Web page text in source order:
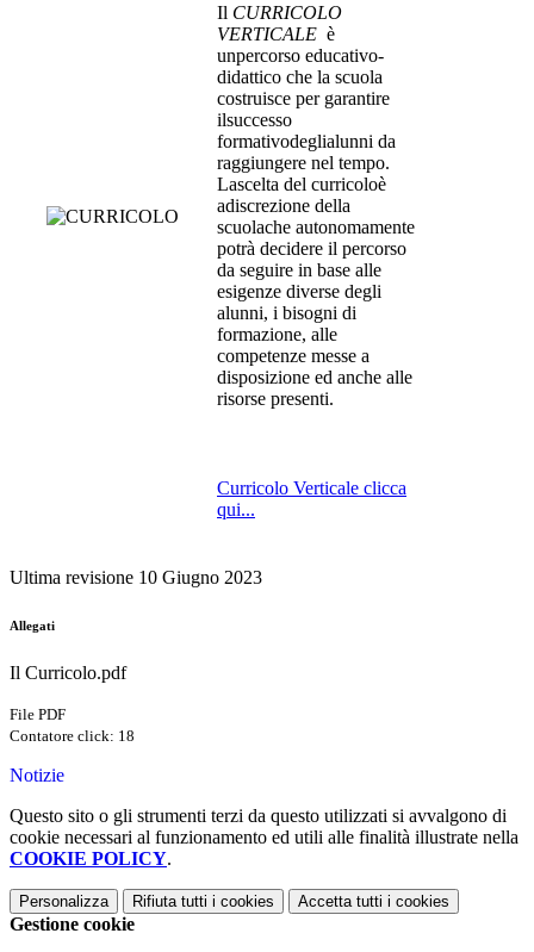
Il CURRICOLO
VERTICALE è
unpercorso educativo-
didattico che la scuola
costruisce per garantire
ilsuccesso
formativodeglialunni da
raggiungere nel tempo.
Lascelta del curricoloè
adiscrezione della
scuolache autonomamente
potrà decidere il percorso
da seguire in base alle
esigenze diverse degli
alunni, i bisogni di
formazione, alle
competenze messe a
disposizione ed anche alle
risorse presenti.
Curricolo Verticale clicca
qui...
Ultima revisione 10 Giugno 2023
Allegati
Il Curricolo.pdf
File PDF
Contatore click: 18
Notizie
Questo sito o gli strumenti terzi da questo utilizzati si avvalgono di
cookie necessari al funzionamento ed utili alle finalità illustrate nella
COOKIE POLICY.
Personalizza Rifiuta tutti i cookies Accetta tutti i cookies
Gestione cookie